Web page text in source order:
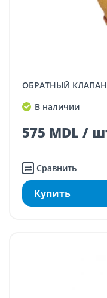
ОБРАТНЫЙ
В наличии
575 MDL /
Сравнить
Купить